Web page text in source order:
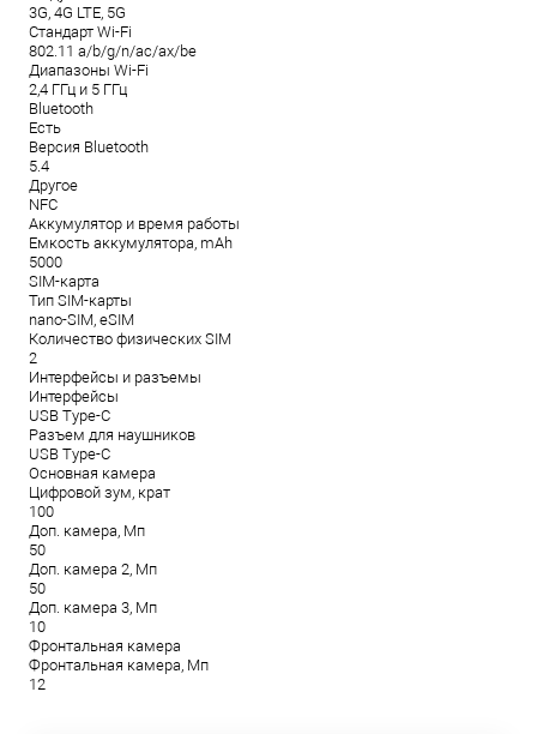
3G, 4G LTE, 5G
Стандарт Wi-Fi
802.11 a/b/g/n/ac/ax/be
Диапазоны Wi-Fi
2,4 ГГц и 5 ГГц
Bluetooth
Есть
Версия Bluetooth
5.4
Другое
NFC
Аккумулятор и время работы
Емкость аккумулятора, mAh
5000
SIM-карта
Тип SIM-карты
nano-SIM, eSIM
Количество физических SIM
2
Интерфейсы и разъемы
Интерфейсы
USB Type-C
Разъем для наушников
USB Type-C
Основная камера
Цифровой зум, крат
100
Доп. камера, Мп
50
Доп. камера 2, Мп
50
Доп. камера 3, Мп
10
Фронтальная камера
Фронтальная камера, Мп
12